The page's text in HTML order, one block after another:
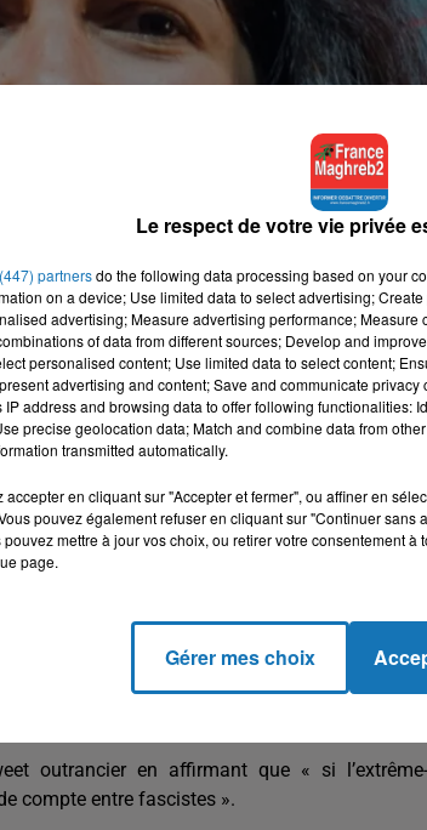
attaqué l'imam de Brest Rachid Eljay ce
tentative d’assassinat ratée à Brest » a-t-elle
outrancier en affirmant que « si
compte entre fascistes ».
Le respect de votre vie privée
partnersdo the following data processing based on your
on a device; Use limited data to select advertising;
advertising; Measure advertising performance;
of data from different sources; Develop and
personalised content; Use limited data to select content;
advertising and content; Save and communicate
IP address and browsing data to offer following functionalities:
precise geolocation data; Match and combine data from
transmitted automatically.
accepter en cliquant sur "Accepter et fermer", ou affiner en
pouvez également refuser en cliquant sur "Continuer
pouvez mettre à jour vos choix, ou retirer votre consentement
page.
Gérer mes choix